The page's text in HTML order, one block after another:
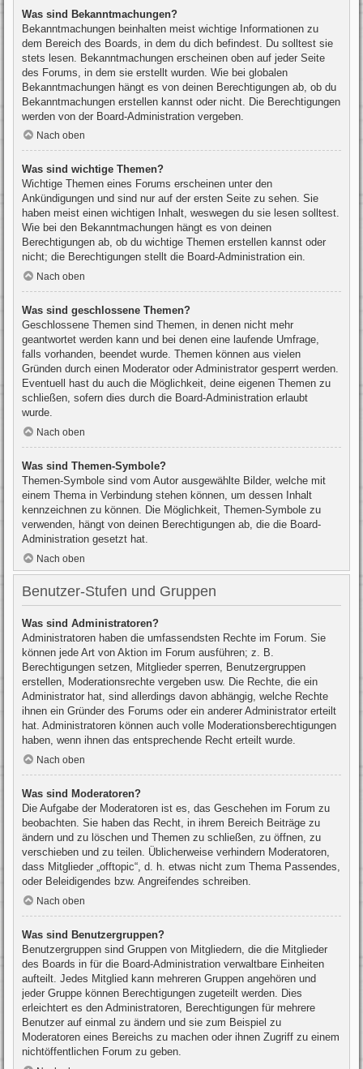
Was sind Bekanntmachungen?
Bekanntmachungen beinhalten meist wichtige Informationen zu
dem Bereich des Boards, in dem du dich befindest. Du solltest sie
stets lesen. Bekanntmachungen erscheinen oben auf jeder Seite
des Forums, in dem sie erstellt wurden. Wie bei globalen
Bekanntmachungen hängt es von deinen Berechtigungen ab, ob du
Bekanntmachungen erstellen kannst oder nicht. Die Berechtigungen
werden von der Board-Administration vergeben.
Nach oben
Was sind wichtige Themen?
Wichtige Themen eines Forums erscheinen unter den
Ankündigungen und sind nur auf der ersten Seite zu sehen. Sie
haben meist einen wichtigen Inhalt, weswegen du sie lesen solltest.
Wie bei den Bekanntmachungen hängt es von deinen
Berechtigungen ab, ob du wichtige Themen erstellen kannst oder
nicht; die Berechtigungen stellt die Board-Administration ein.
Nach oben
Was sind geschlossene Themen?
Geschlossene Themen sind Themen, in denen nicht mehr
geantwortet werden kann und bei denen eine laufende Umfrage,
falls vorhanden, beendet wurde. Themen können aus vielen
Gründen durch einen Moderator oder Administrator gesperrt werden.
Eventuell hast du auch die Möglichkeit, deine eigenen Themen zu
schließen, sofern dies durch die Board-Administration erlaubt
wurde.
Nach oben
Was sind Themen-Symbole?
Themen-Symbole sind vom Autor ausgewählte Bilder, welche mit
einem Thema in Verbindung stehen können, um dessen Inhalt
kennzeichnen zu können. Die Möglichkeit, Themen-Symbole zu
verwenden, hängt von deinen Berechtigungen ab, die die Board-
Administration gesetzt hat.
Nach oben
Benutzer-Stufen und Gruppen
Was sind Administratoren?
Administratoren haben die umfassendsten Rechte im Forum. Sie
können jede Art von Aktion im Forum ausführen; z. B.
Berechtigungen setzen, Mitglieder sperren, Benutzergruppen
erstellen, Moderationsrechte vergeben usw. Die Rechte, die ein
Administrator hat, sind allerdings davon abhängig, welche Rechte
ihnen ein Gründer des Forums oder ein anderer Administrator erteilt
hat. Administratoren können auch volle Moderationsberechtigungen
haben, wenn ihnen das entsprechende Recht erteilt wurde.
Nach oben
Was sind Moderatoren?
Die Aufgabe der Moderatoren ist es, das Geschehen im Forum zu
beobachten. Sie haben das Recht, in ihrem Bereich Beiträge zu
ändern und zu löschen und Themen zu schließen, zu öffnen, zu
verschieben und zu teilen. Üblicherweise verhindern Moderatoren,
dass Mitglieder „offtopic“, d. h. etwas nicht zum Thema Passendes,
oder Beleidigendes bzw. Angreifendes schreiben.
Nach oben
Was sind Benutzergruppen?
Benutzergruppen sind Gruppen von Mitgliedern, die die Mitglieder
des Boards in für die Board-Administration verwaltbare Einheiten
aufteilt. Jedes Mitglied kann mehreren Gruppen angehören und
jeder Gruppe können Berechtigungen zugeteilt werden. Dies
erleichtert es den Administratoren, Berechtigungen für mehrere
Benutzer auf einmal zu ändern und sie zum Beispiel zu
Moderatoren eines Bereichs zu machen oder ihnen Zugriff zu einem
nichtöffentlichen Forum zu geben.